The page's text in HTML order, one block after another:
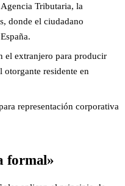
Tributaria, la
donde el ciudadano
el extranjero para producir
otorgante residente en
representación corporativa
formal»